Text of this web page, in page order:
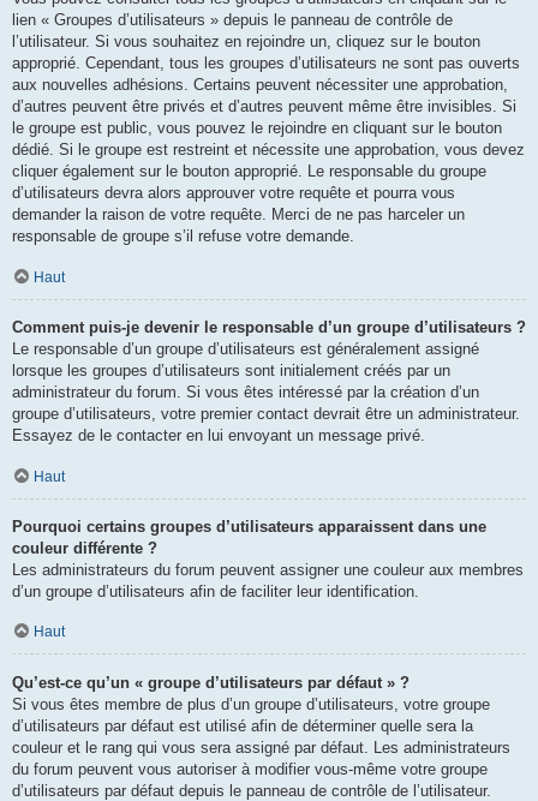
lien « Groupes d’utilisateurs » depuis le panneau de contrôle de
l’utilisateur. Si vous souhaitez en rejoindre un, cliquez sur le bouton
approprié. Cependant, tous les groupes d’utilisateurs ne sont pas ouverts
aux nouvelles adhésions. Certains peuvent nécessiter une approbation,
d’autres peuvent être privés et d’autres peuvent même être invisibles. Si
le groupe est public, vous pouvez le rejoindre en cliquant sur le bouton
dédié. Si le groupe est restreint et nécessite une approbation, vous devez
cliquer également sur le bouton approprié. Le responsable du groupe
d’utilisateurs devra alors approuver votre requête et pourra vous
demander la raison de votre requête. Merci de ne pas harceler un
responsable de groupe s’il refuse votre demande.
Haut
Comment puis-je devenir le responsable d’un groupe d’utilisateurs ?
Le responsable d’un groupe d’utilisateurs est généralement assigné
lorsque les groupes d’utilisateurs sont initialement créés par un
administrateur du forum. Si vous êtes intéressé par la création d’un
groupe d’utilisateurs, votre premier contact devrait être un administrateur.
Essayez de le contacter en lui envoyant un message privé.
Haut
Pourquoi certains groupes d’utilisateurs apparaissent dans une
couleur différente ?
Les administrateurs du forum peuvent assigner une couleur aux membres
d’un groupe d’utilisateurs afin de faciliter leur identification.
Haut
Qu’est-ce qu’un « groupe d’utilisateurs par défaut » ?
Si vous êtes membre de plus d’un groupe d’utilisateurs, votre groupe
d’utilisateurs par défaut est utilisé afin de déterminer quelle sera la
couleur et le rang qui vous sera assigné par défaut. Les administrateurs
du forum peuvent vous autoriser à modifier vous-même votre groupe
d’utilisateurs par défaut depuis le panneau de contrôle de l’utilisateur.